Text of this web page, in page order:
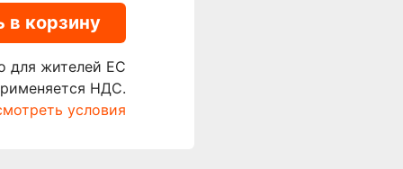
в корзину
для жителей ЕС
НДС.
условия